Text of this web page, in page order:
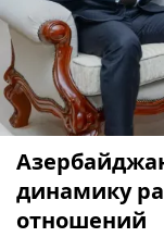
динамику
отношений